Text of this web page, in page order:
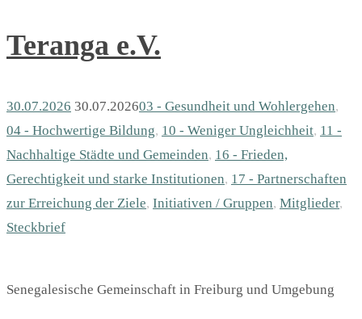
Teranga e.V.
30.07.2026 30.07.202603 - Gesundheit und Wohlergehen,
04 - Hochwertige Bildung, 10 - Weniger Ungleichheit, 11 -
Nachhaltige Städte und Gemeinden, 16 - Frieden,
Gerechtigkeit und starke Institutionen, 17 - Partnerschaften
zur Erreichung der Ziele, Initiativen / Gruppen, Mitglieder,
Steckbrief
Senegalesische Gemeinschaft in Freiburg und Umgebung